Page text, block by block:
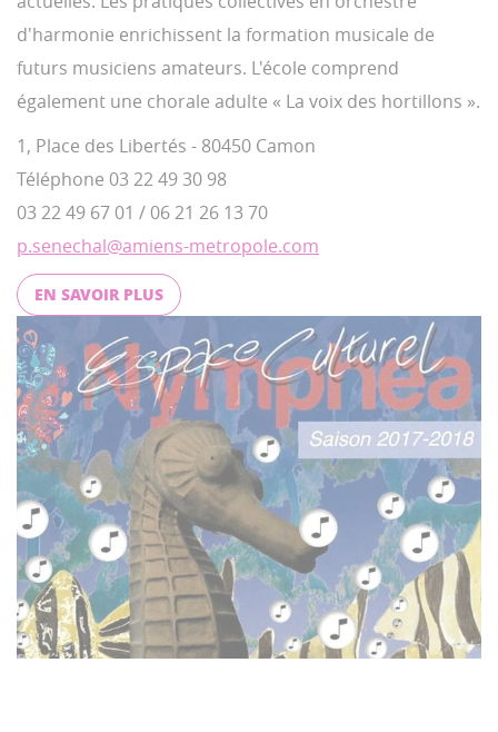
d'harmonie enrichissent la formation musicale de
futurs musiciens amateurs. L'école comprend
également une chorale adulte « La voix des hortillons ».
1, Place des Libertés - 80450 Camon
Téléphone 03 22 49 30 98
03 22 49 67 01 / 06 21 26 13 70
p.senechal@amiens-metropole.com
EN SAVOIR PLUS